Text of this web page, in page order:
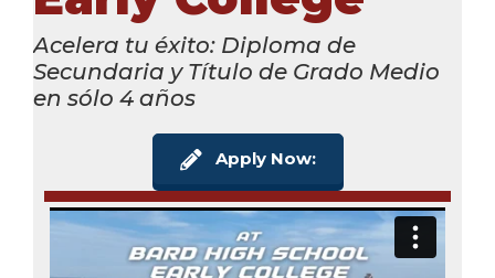
Acelera tu éxito: Diploma de
Secundaria y Título de Grado Medio
en sólo 4 años
Apply Now: